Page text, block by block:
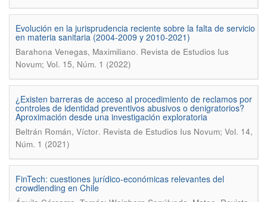
Evolución en la jurisprudencia reciente sobre la falta de servicio
en materia sanitaria (2004-2009 y 2010-2021)
Barahona Venegas, Maximiliano. Revista de Estudios Ius
Novum; Vol. 15, Núm. 1 (2022)
¿Existen barreras de acceso al procedimiento de reclamos por
controles de identidad preventivos abusivos o denigratorios?
Aproximación desde una investigación exploratoria
Beltrán Román, Víctor. Revista de Estudios Ius Novum; Vol. 14,
Núm. 1 (2021)
FinTech: cuestiones jurídico-económicas relevantes del
crowdlending en Chile